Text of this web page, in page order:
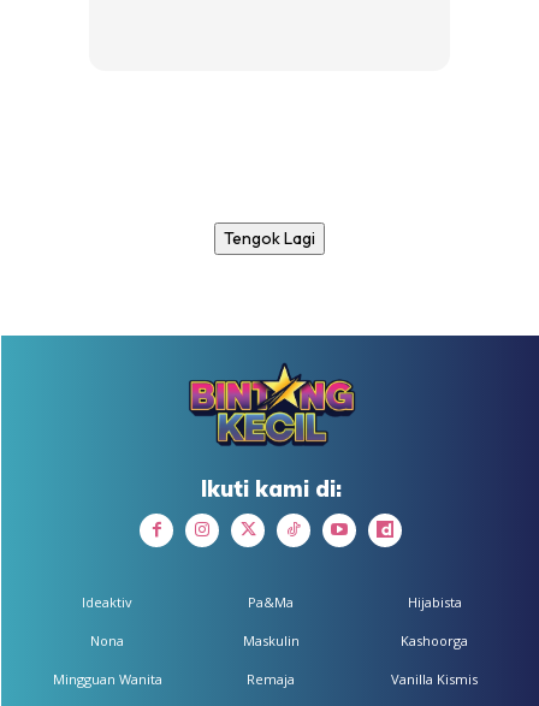
Tengok Lagi
Ikuti kami di:
Ideaktiv
Nona
Mingguan Wanita
Pa&Ma
Maskulin
Remaja
Hijabista
Kashoorga
Vanilla Kismis